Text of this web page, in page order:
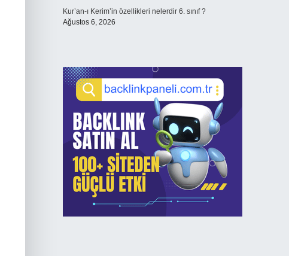
Kur’an-ı Kerim’in özellikleri nelerdir 6. sınıf ?
Ağustos 6, 2026